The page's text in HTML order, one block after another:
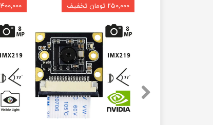
۴۰۰,۰۰۰ تومان تخفیف ۲۵۰,۰۰۰ تومان تخفیف